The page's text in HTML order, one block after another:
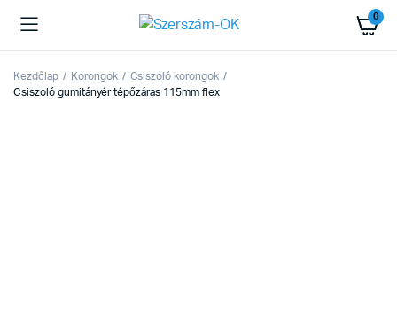
0
Kezdőlap Korongok
Csiszoló korongok
Csiszoló gumitányér tépőzáras 115mm flex